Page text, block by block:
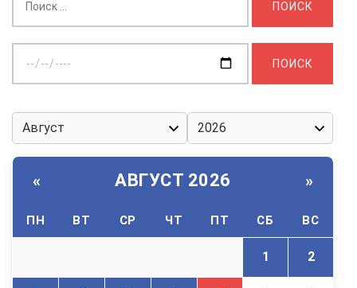
дату:
« АВГУСТ 2026 »
ПН ВТ СР ЧТ ПТ СБ ВС
1 2